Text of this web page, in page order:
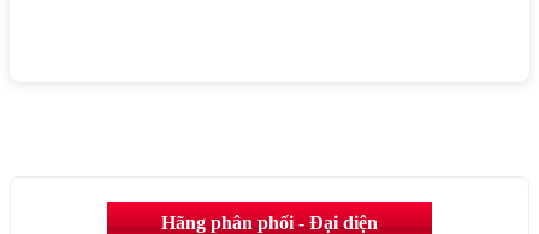
Hãng phân phối - Đại diện